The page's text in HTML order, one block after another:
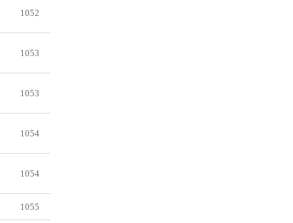
1052
1053
1053
1054
1054
1055